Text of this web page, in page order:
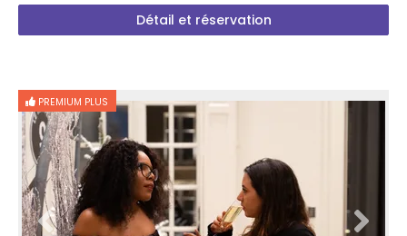
Détail et réservation
PREMIUM PLUS